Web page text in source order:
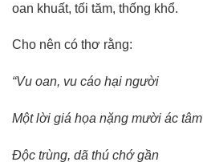
oan khuất, tối tăm, thống khổ.
Cho nên có thơ rằng:
“Vu oan, vu cáo hại người
Một lời giá họa nặng mười ác tâm
Độc trùng, dã thú chớ gần